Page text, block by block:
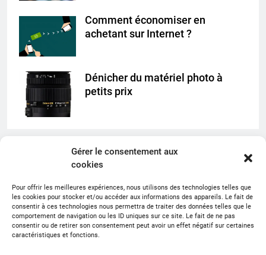
Gérer le consentement aux
cookies
Pour offrir les meilleures expériences, nous utilisons des technologies telles que
les cookies pour stocker et/ou accéder aux informations des appareils. Le fait de
consentir à ces technologies nous permettra de traiter des données telles que le
comportement de navigation ou les ID uniques sur ce site. Le fait de ne pas
consentir ou de retirer son consentement peut avoir un effet négatif sur certaines
caractéristiques et fonctions.
Comment économiser en
achetant sur Internet ?
Dénicher du matériel photo à
petits prix
Comment reconnaître les différents types de
Aménager une terrasse en bois : nos conseils pour
choisir la bonne essence
Quels sont les avantages du parquet contrecollé ?